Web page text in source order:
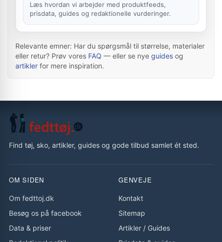
Læs hvordan vi arbejder med produktfeeds,
prisdata, guides og redaktionelle vurderinger.
Relevante emner: Har du spørgsmål til størrelse, materialer
eller retur? Prøv vores FAQ — eller se nye guides og
artikler for mere inspiration.
Find tøj, sko, artikler, guides og gode tilbud samlet ét sted.
OM SIDEN
Om fedttoj.dk
Besøg os på facebook
Data & priser
GENVEJE
Kontakt
Sitemap
Artikler / Guides